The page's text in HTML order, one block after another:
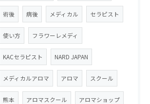
術後 病後 メディカル セラピスト
使い方 フラワーレメディ
KACセラピスト NARD JAPAN
メディカルアロマ アロマ スクール
熊本 アロマスクール アロマショップ